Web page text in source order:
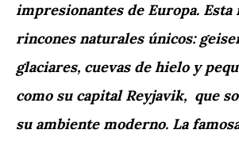
impresionantes de Europa. Esta
rincones naturales únicos:
glaciares, cuevas de hielo y
como su capital Reyjavik, que
su ambiente moderno. La